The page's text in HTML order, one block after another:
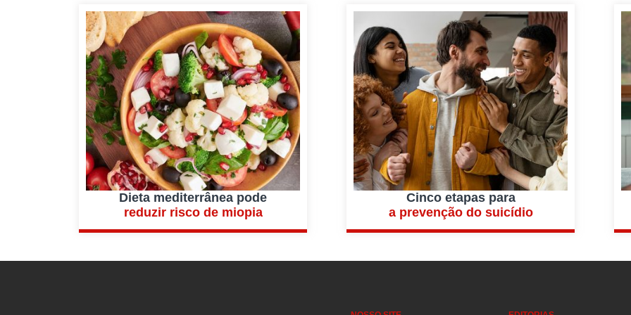
Dieta mediterrânea pode
reduzir risco de miopia
Cinco etapas para
a prevenção do suicídio